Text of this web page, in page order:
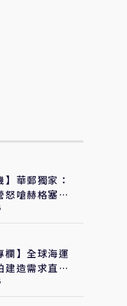
】華郵獨家：
怒嗆赫格塞
嚴重短缺恐
項
欄】全球海運
建造需求直衝